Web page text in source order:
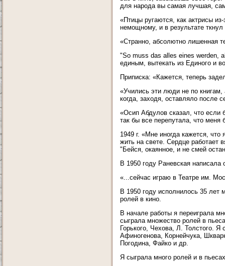
для народа вы самая лучшая,
«Птицы ругаются, как актрисы
немощному, и в результате
«Странно, абсолютно лишенная
"So muss das alles eines werden,
единым, вытекать из Единого и
Приписка: «Кажется, теперь
«Учились эти люди не по
когда, заходя, оставляло после
«Осип Абдулов сказал, что если
так бы все перепутала, что
1949 г. «Мне иногда кажется,
жить на свете. Сердце работает
"Бейся, окаянное, и не смей
В 1950 году Раневская
«...сейчас играю в Театре им.
В 1950 году исполнилось 35 лет
ролей в кино.
В начале работы я переиграла
сыграла множество ролей в
Горького, Чехова, Л. Толстого. Я
Афиногенова, Корнейчука,
Погодина, Файко и др.
Я сыграла много ролей и в